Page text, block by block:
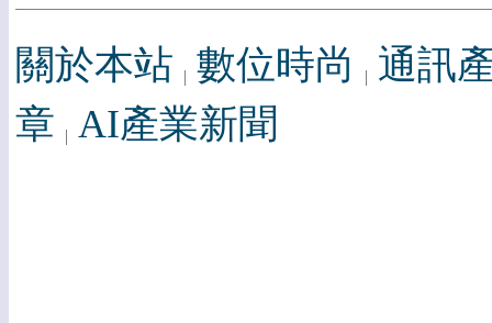
關於本站 數位時尚
通訊
章 AI產業新聞